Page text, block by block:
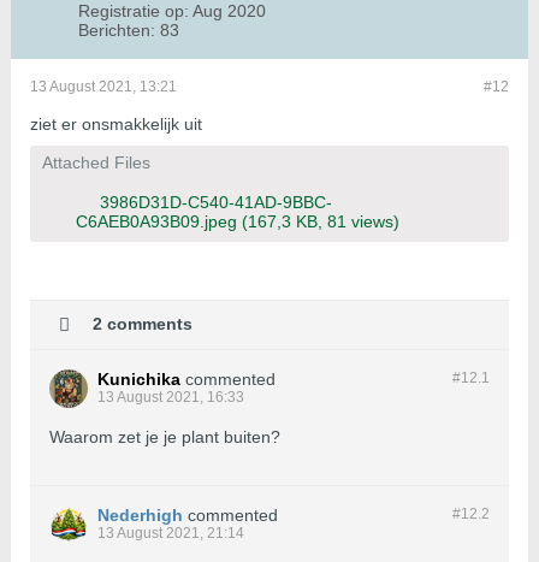
Registratie op: Aug 2020
Berichten: 83
#12
13 August 2021, 13:21
ziet er onsmakkelijk uit
Attached Files
3986D31D-C540-41AD-9BBC-
C6AEB0A93B09.jpeg (167,3 KB, 81 views)
2 comments
#12.1
Kunichika commented
13 August 2021, 16:33
Waarom zet je je plant buiten?
#12.2
Nederhigh commented
13 August 2021, 21:14